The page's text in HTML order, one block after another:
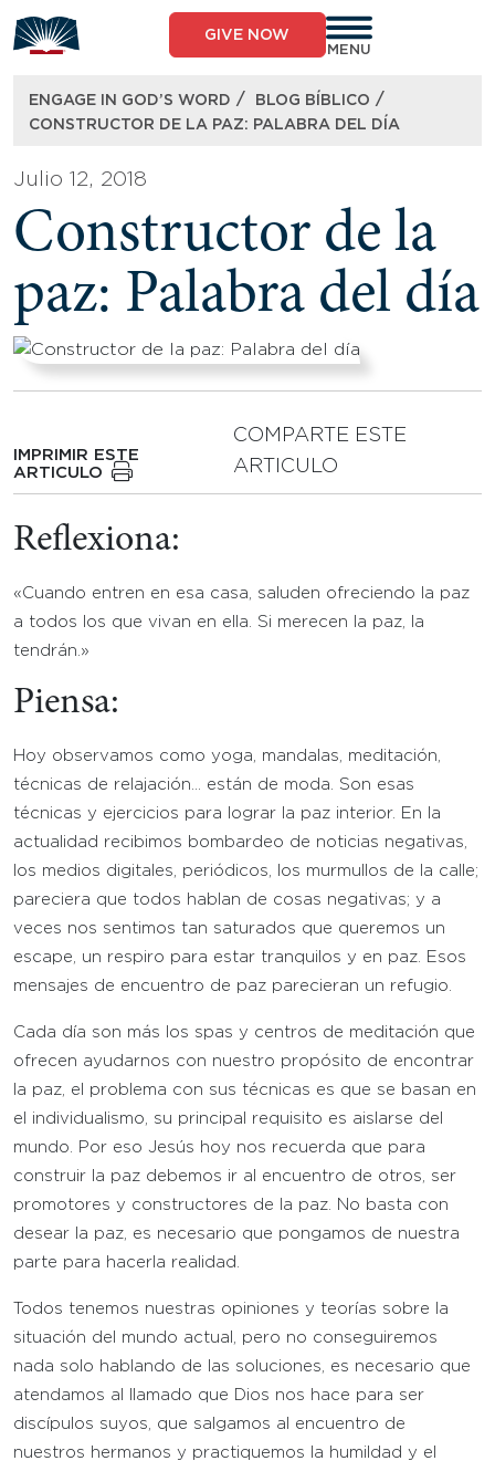
to
content
GIVE NOW
MENU
ENGAGE IN GOD’S WORD / BLOG BÍBLICO /
CONSTRUCTOR DE LA PAZ: PALABRA DEL DÍA
Julio 12, 2018
Constructor de la
paz: Palabra del día
IMPRIMIR ESTE
ARTICULO
COMPARTE ESTE
ARTICULO
Reflexiona:
«Cuando entren en esa casa, saluden ofreciendo la paz
a todos los que vivan en ella. Si merecen la paz, la
tendrán.»
Piensa:
Hoy observamos como yoga, mandalas, meditación,
técnicas de relajación… están de moda. Son esas
técnicas y ejercicios para lograr la paz interior. En la
actualidad recibimos bombardeo de noticias negativas,
los medios digitales, periódicos, los murmullos de la calle;
pareciera que todos hablan de cosas negativas; y a
veces nos sentimos tan saturados que queremos un
escape, un respiro para estar tranquilos y en paz. Esos
mensajes de encuentro de paz parecieran un refugio.
Cada día son más los spas y centros de meditación que
ofrecen ayudarnos con nuestro propósito de encontrar
la paz, el problema con sus técnicas es que se basan en
el individualismo, su principal requisito es aislarse del
mundo. Por eso Jesús hoy nos recuerda que para
construir la paz debemos ir al encuentro de otros, ser
promotores y constructores de la paz. No basta con
desear la paz, es necesario que pongamos de nuestra
parte para hacerla realidad.
Todos tenemos nuestras opiniones y teorías sobre la
situación del mundo actual, pero no conseguiremos
nada solo hablando de las soluciones, es necesario que
atendamos al llamado que Dios nos hace para ser
discípulos suyos, que salgamos al encuentro de
nuestros hermanos y practiquemos la humildad y el